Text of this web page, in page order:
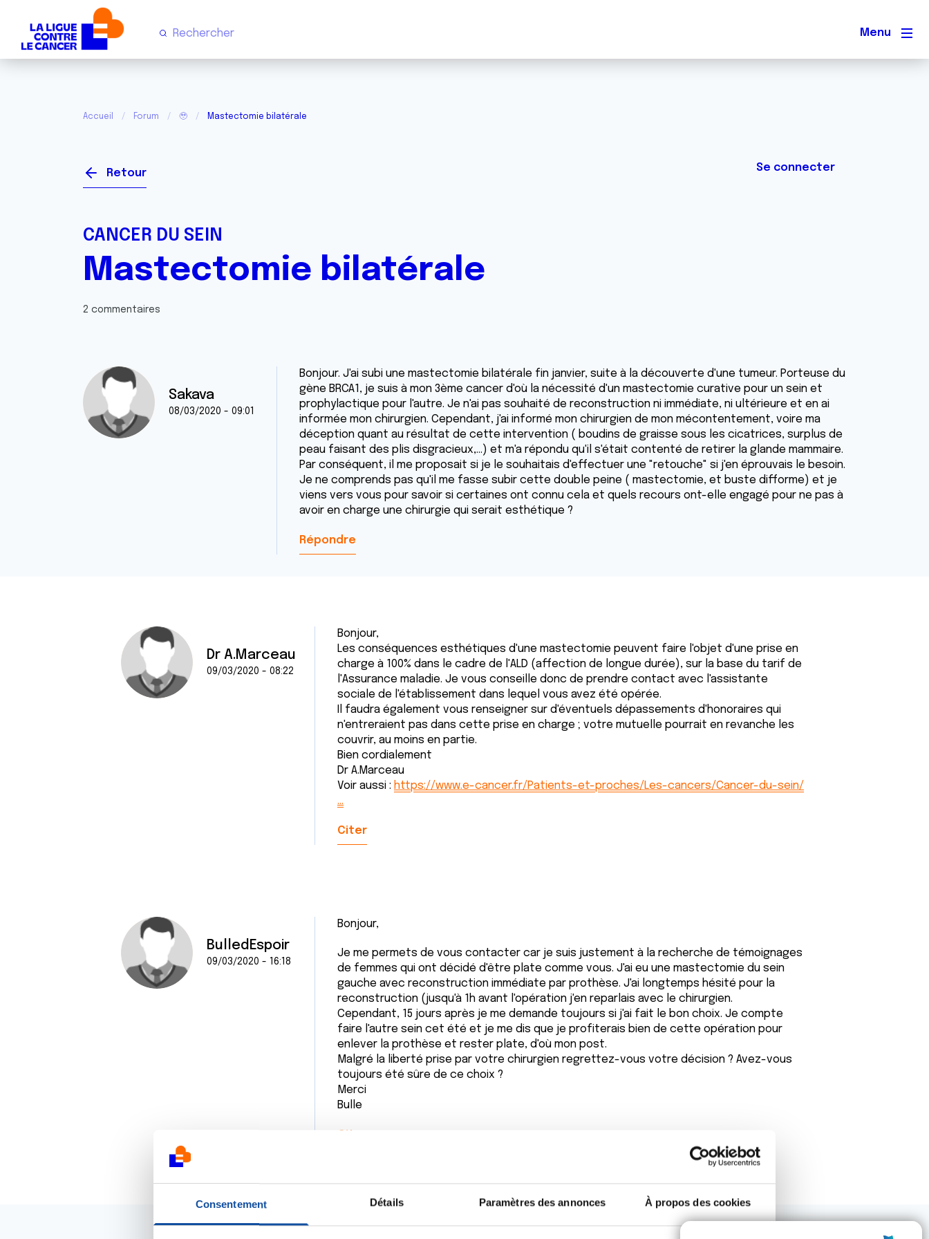
Consentement Détails Paramètres des annonces À propos des cookies
Menu
Accueil Forum 🥹 Mastectomie bilatérale
Retour Se connecter
CANCER DU SEIN
Mastectomie bilatérale
2 commentaires
Sakava
08/03/2020 - 09:01
Bonjour. J'ai subi une mastectomie bilatérale fin janvier, suite à la découverte d'une tumeur. Porteuse du
gène BRCA1, je suis à mon 3ème cancer d'où la nécessité d'un mastectomie curative pour un sein et
prophylactique pour l'autre. Je n'ai pas souhaité de reconstruction ni immédiate, ni ultérieure et en ai
informée mon chirurgien. Cependant, j'ai informé mon chirurgien de mon mécontentement, voire ma
déception quant au résultat de cette intervention ( boudins de graisse sous les cicatrices, surplus de
peau faisant des plis disgracieux,...) et m'a répondu qu'il s'était contenté de retirer la glande mammaire.
Par conséquent, il me proposait si je le souhaitais d'effectuer une "retouche" si j'en éprouvais le besoin.
Je ne comprends pas qu'il me fasse subir cette double peine ( mastectomie, et buste difforme) et je
viens vers vous pour savoir si certaines ont connu cela et quels recours ont-elle engagé pour ne pas à
avoir en charge une chirurgie qui serait esthétique ?
Répondre
Dr A.Marceau
09/03/2020 - 08:22
Bonjour,
Les conséquences esthétiques d'une mastectomie peuvent faire l'objet d'une prise en
charge à 100% dans le cadre de l'ALD (affection de longue durée), sur la base du tarif de
l'Assurance maladie. Je vous conseille donc de prendre contact avec l'assistante
sociale de l'établissement dans lequel vous avez été opérée.
Il faudra également vous renseigner sur d'éventuels dépassements d'honoraires qui
n'entreraient pas dans cette prise en charge ; votre mutuelle pourrait en revanche les
couvrir, au moins en partie.
Bien cordialement
Dr A.Marceau
Voir aussi : https://www.e-cancer.fr/Patients-et-proches/Les-cancers/Cancer-du-sein/
…
Citer
BulledEspoir
09/03/2020 - 16:18
Bonjour,
Je me permets de vous contacter car je suis justement à la recherche de témoignages
de femmes qui ont décidé d'être plate comme vous. J'ai eu une mastectomie du sein
gauche avec reconstruction immédiate par prothèse. J'ai longtemps hésité pour la
reconstruction (jusqu'à 1h avant l'opération j'en reparlais avec le chirurgien.
Cependant, 15 jours après je me demande toujours si j'ai fait le bon choix. Je compte
faire l'autre sein cet été et je me dis que je profiterais bien de cette opération pour
enlever la prothèse et rester plate, d'où mon post.
Malgré la liberté prise par votre chirurgien regrettez-vous votre décision ? Avez-vous
toujours été sûre de ce choix ?
Merci
Bulle